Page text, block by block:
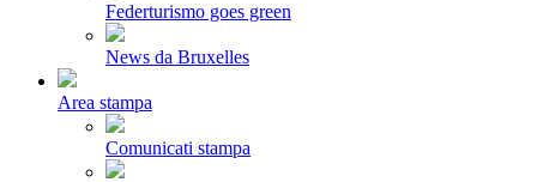
Federturismo goes green
News da Bruxelles
Area stampa
Comunicati stampa